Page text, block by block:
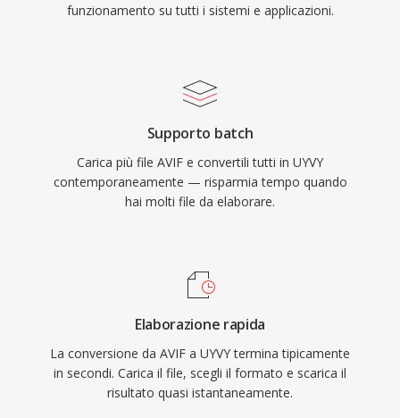
funzionamento su tutti i sistemi e applicazioni.
Supporto batch
Carica più file AVIF e convertili tutti in UYVY
contemporaneamente — risparmia tempo quando
hai molti file da elaborare.
Elaborazione rapida
La conversione da AVIF a UYVY termina tipicamente
in secondi. Carica il file, scegli il formato e scarica il
risultato quasi istantaneamente.